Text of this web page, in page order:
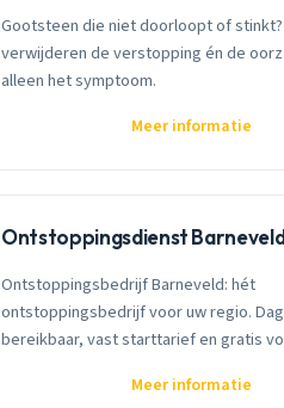
Gootsteen die niet doorloopt of stinkt?
verwijderen de verstopping én de
alleen het symptoom.
Meer informatie
Ontstoppingsdienst
Ontstoppingsbedrijf Barneveld: hét
ontstoppingsbedrijf voor uw regio.
bereikbaar, vast starttarief en gratis
Meer informatie